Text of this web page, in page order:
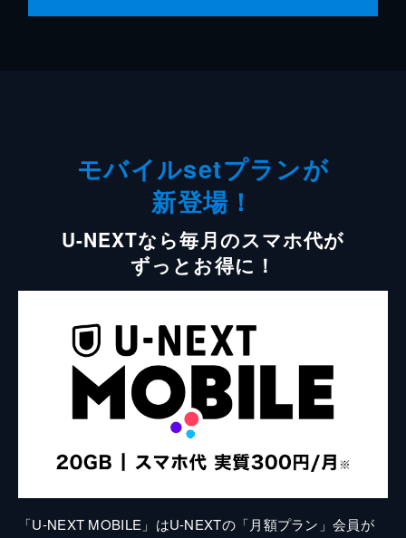
モバイルsetプランが
新登場！
U-NEXTなら毎月のスマホ代が
ずっとお得に！
「U-NEXT MOBILE」はU-NEXTの「月額プラン」会員が